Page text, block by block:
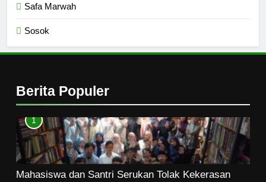
Safa Marwah
Sosok
Berita Populer
1
Mahasiswa dan Santri Serukan Tolak Kekerasan